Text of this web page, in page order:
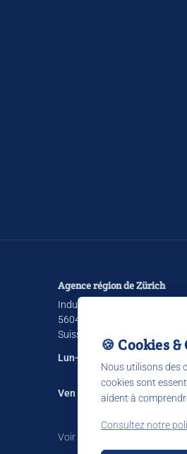
Agence région de Zürich
Industriestrasse 4
5604
Suisse
Lun-Jeu
13:00-17:00
Ven
07:30-12:00
Voir sur Google Maps
🍪 Cookies
Nous utilisons des
cookies sont
aident à
Consultez notre